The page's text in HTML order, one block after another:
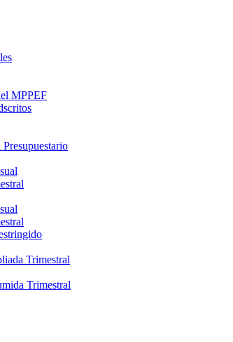
MPPEF
Trimestral
Trimestral